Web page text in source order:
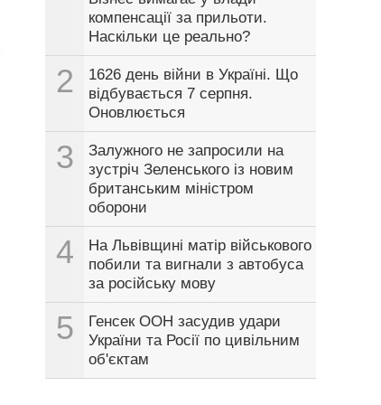
компенсації за прильоти.
Наскільки це реально?
2
1626 день війни в Україні. Що
відбувається 7 серпня.
Оновлюється
3
Залужного не запросили на
зустріч Зеленського із новим
британським міністром
оборони
4
На Львівщині матір військового
побили та вигнали з автобуса
за російську мову
5
Генсек ООН засудив удари
України та Росії по цивільним
об'єктам